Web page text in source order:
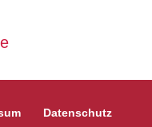
Datenschutz